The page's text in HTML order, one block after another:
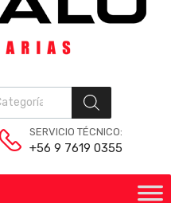
SERVICIO TÉCNICO:
+56 9 7619 0355